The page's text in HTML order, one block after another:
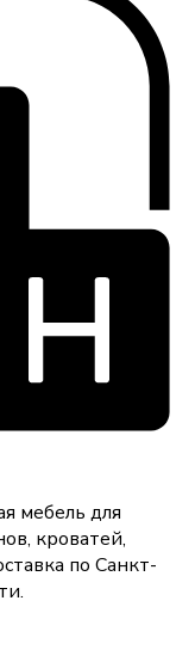
мебель для
кроватей,
по Санкт-